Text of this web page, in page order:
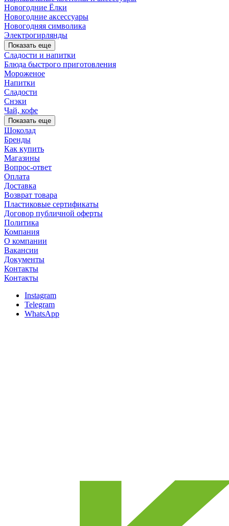
Новогодние Ёлки
Новогодние аксессуары
Новогодняя символика
Электрогирлянды
Показать еще
Сладости и напитки
Блюда быстрого приготовления
Мороженое
Напитки
Сладости
Снэки
Чай, кофе
Показать еще
Шоколад
Бренды
Как купить
Магазины
Вопрос-ответ
Оплата
Доставка
Возврат товара
Пластиковые сертификаты
Договор публичной оферты
Политика
Компания
О компании
Вакансии
Документы
Контакты
Контакты
Instagram
Telegram
WhatsApp